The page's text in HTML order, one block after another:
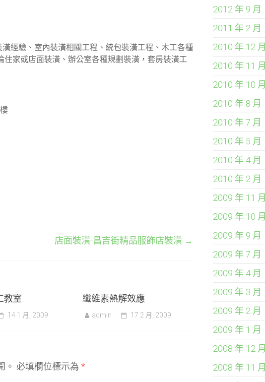
經驗、室內裝潢相關工程、統包裝潢工程、木工各種
家或店面裝潢、辦公室各種規劃裝潢，套房裝潢工
店面裝潢-昌吉街精品服飾店裝潢 →
教室
14 1 月, 2009
纖維素熱解效應
admin 17 2 月, 2009
。 必填欄位標示為 *
2012 年 9 月
2011 年 2 月
2010 年 12 月
2010 年 11 月
2010 年 10 月
2010 年 8 月
2010 年 7 月
2010 年 5 月
2010 年 4 月
2010 年 2 月
2009 年 11 月
2009 年 10 月
2009 年 9 月
2009 年 7 月
2009 年 4 月
2009 年 3 月
2009 年 2 月
2009 年 1 月
2008 年 12 月
2008 年 11 月